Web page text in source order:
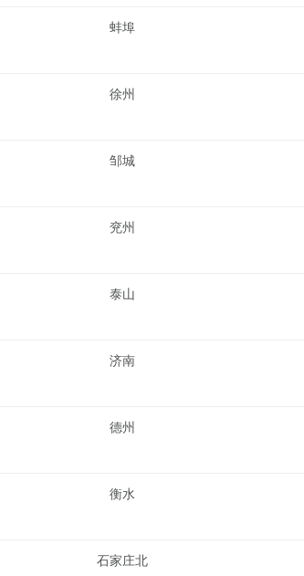
蚌埠
徐州
邹城
兖州
泰山
济南
德州
衡水
石家庄北